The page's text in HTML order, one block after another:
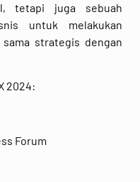
tetapi juga sebuah
untuk melakukan
strategis dengan
2024:
Forum